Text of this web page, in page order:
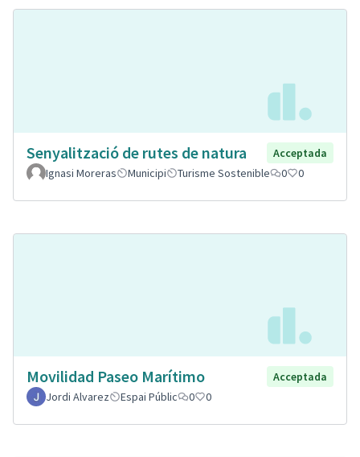
Senyalització de rutes de natura
Acceptada
Ignasi Moreras
Municipi Turisme Sostenible 0 0
Movilidad Paseo Marítimo
Acceptada
Jordi Alvarez
Espai Públic 0 0